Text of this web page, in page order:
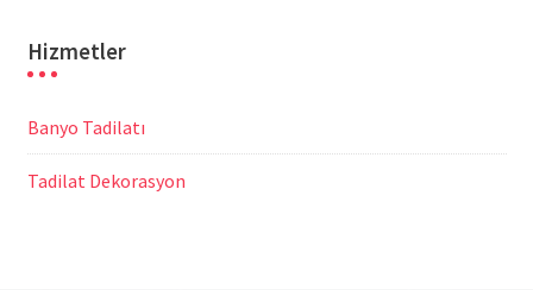
Hizmetler
Banyo Tadilatı
Tadilat Dekorasyon